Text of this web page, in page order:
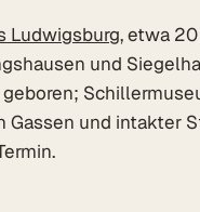
Ludwigsburg, etwa
und
und